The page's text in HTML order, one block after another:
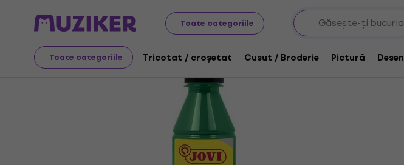
Toate categoriile
Toate categoriile Tricotat / croșetat Cusut / Broderie Pictură Desen
Artă Pictură Culori Culori acrilice